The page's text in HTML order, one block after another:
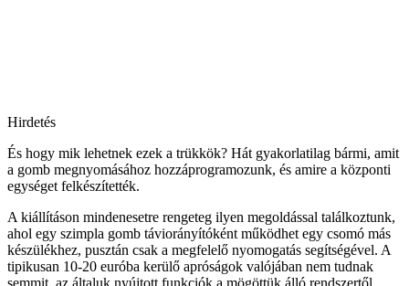
Hirdetés
És hogy mik lehetnek ezek a trükkök? Hát gyakorlatilag bármi, amit
a gomb megnyomásához hozzáprogramozunk, és amire a központi
egységet felkészítették.
A kiállításon mindenesetre rengeteg ilyen megoldással találkoztunk,
ahol egy szimpla gomb táviorányítóként működhet egy csomó más
készülékhez, pusztán csak a megfelelő nyomogatás segítségével. A
tipikusan 10-20 euróba kerülő apróságok valójában nem tudnak